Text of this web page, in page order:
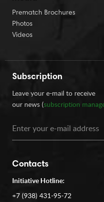
Prematch Brochures
Photos
Videos
Subscription
Leave your e-mail to receive
our news (subscription
Contacts
Initiative Hotline:
+7 (938) 431-95-72